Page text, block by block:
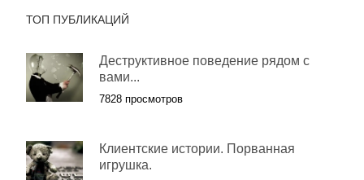
ТОП ПУБЛИКАЦИЙ
Деструктивное поведение рядом с
вами...
7828 просмотров
Клиентские истории. Порванная
игрушка.